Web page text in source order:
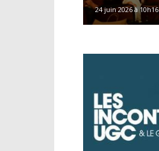
24 juin 2026 à 10h16